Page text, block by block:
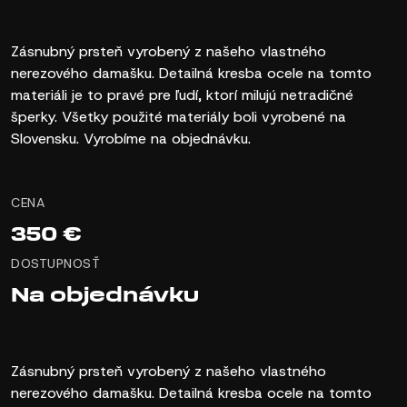
Zásnubný prsteň vyrobený z našeho vlastného
nerezového damašku. Detailná kresba ocele na tomto
materiáli je to pravé pre ľudí, ktorí milujú netradičné
šperky. Všetky použité materiály boli vyrobené na
Slovensku. Vyrobíme na objednávku.
CENA
350 €
DOSTUPNOSŤ
Na objednávku
Zásnubný prsteň vyrobený z našeho vlastného
nerezového damašku. Detailná kresba ocele na tomto